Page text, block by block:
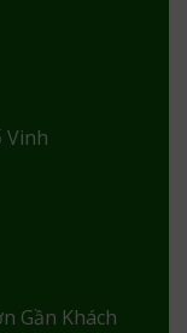
Vinh
Gần Khách